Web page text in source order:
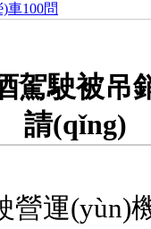
車100問
駕駛被吊
請(qǐng)
運(yùn)